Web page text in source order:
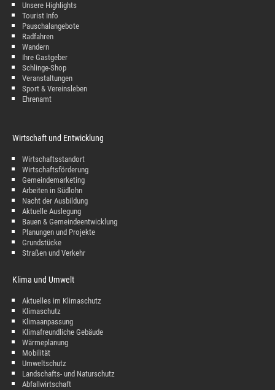
Unsere Highlights
Tourist Info
Pauschalangebote
Radfahren
Wandern
Ihre Gastgeber
Schlinge-Shop
Veranstaltungen
Sport & Vereinsleben
Ehrenamt
Wirtschaft und Entwicklung
Wirtschaftsstandort
Wirtschaftsförderung
Gemeindemarketing
Arbeiten in Südlohn
Nacht der Ausbildung
Aktuelle Auslegung
Bauen & Gemeindeentwicklung
Planungen und Projekte
Grundstücke
Straßen und Verkehr
Klima und Umwelt
Aktuelles im Klimaschutz
Klimaschutz
Klimaanpassung
Klimafreundliche Gebäude
Wärmeplanung
Mobilität
Umweltschutz
Landschafts- und Naturschutz
Abfallwirtschaft